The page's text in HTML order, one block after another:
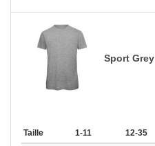
Sport Grey
Taille 1-11 12-35